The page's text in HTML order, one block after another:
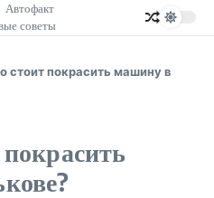
Автофакт
советы
стоит покрасить машину в